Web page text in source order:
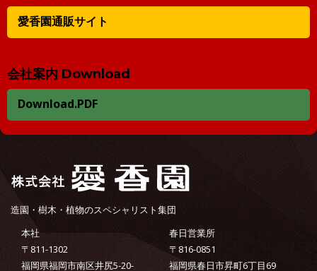
愛香園通販サイト
会社案内 Download
Download.PDF
造園・樹木・植物のスペシャリスト集団
本社
〒811-1302
福岡県福岡市南区井尻5-20-
春日営業所
〒816-0851
福岡県春日市昇町6丁目69